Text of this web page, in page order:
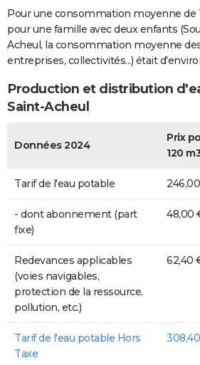
Pour une consommation moyenne de
pour une famille avec deux enfants
Acheul, la consommation moyenne
entreprises, collectivités...) était
Production et distribution
Saint-Acheul
Données 2024
Prix
120
Tarif de l'eau potable
- dont abonnement (part
fixe)
48,00
Redevances applicables
(voies navigables,
protection de la ressource,
pollution, etc.)
62,40
Tarif de l'eau potable Hors
Taxe